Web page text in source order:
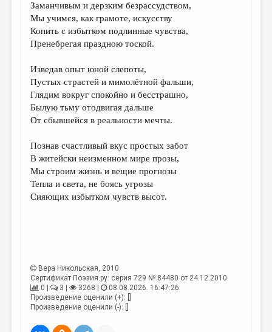
ОТДЕЛЫ И РУБРИКИ
ИЗБРАННОЕ
ПРОИЗВЕДЕНИЯ
ПЕРЕВОДЫ
КОНКУРСЫ
ДЕТСКАЯ КОМНАТА
КНИЖНАЯ ПОЛКА
ОБЗОР ЛИТЕРАТУРЫ
РЕДКОЛЛЕГИЯ
ОТ РЕДАКЦИИ
Заманчивым и дерзким безрассудством,
Мы учимся, как грамоте, искусству
Копить с избытком подлинные чувства,
Пренебрегая праздною тоской.
Изведав опыт юной слепоты,
Пустых страстей и мимолётной фальши,
Глядим вокруг спокойно и бесстрашно,
Былую тьму отодвигая дальше
От сбывшейся в реальности мечты.
Познав счастливый вкус простых забот
В житейски неизменном мире прозы,
Мы строим жизнь и вещие прогнозы
Тепла и света, не боясь угрозы
Сияющих избытком чувств высот.
Вера Никольская, 2010
Сертификат Поэзия.ру: серия 729 № 84480 от 24.12.2010
0 |
3 | 3268 |
08.08.2026. 16:47:26
Произведение оценили (+): []
Произведение оценили (-): []